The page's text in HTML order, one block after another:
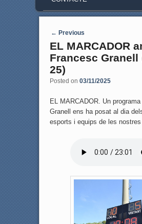
Post navigation
← Previous
EL MARCADOR
Francesc Granell
25)
Posted on 03/11/2025
EL MARCADOR. Un
Granell ens ha posat al dia
esports i equips de les